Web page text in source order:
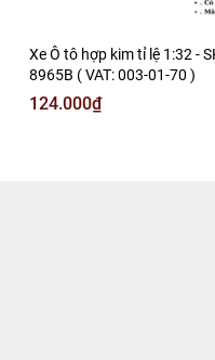
hình
vs 0947.783.771
Mô Hình
Xe Ô tô hợp kim tỉ lệ 1:32 -
8965B ( VAT: 003-01-70 )
124.000₫